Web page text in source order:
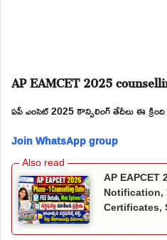
AP EAMCET 2025
ఏపీ ఎంసెట్ 2025 కౌన్సిలింగ్ తేదీలు ఈ
Join WhatsApp group
AP EAPCET
Notification,
Certificates,